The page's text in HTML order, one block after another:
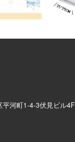
平河町1-4-3伏見ビル4F